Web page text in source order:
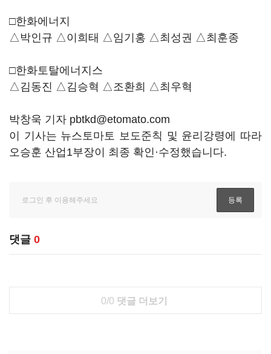
□한화에너지
△박인규 △이희태 △임기홍 △최성권 △최훈종
□한화토탈에너지스
△김동진 △김승혁 △조환희 △최우혁
박창욱 기자 pbtkd@etomato.com
이 기사는 뉴스토마토 보도준칙 및 윤리강령에 따라
오승훈 산업1부장이 최종 확인·수정했습니다.
댓글 0
0/0 댓글 더보기